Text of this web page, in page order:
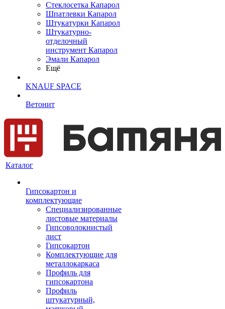
Cтеклосетка Капарол
Шпатлевки Капарол
Штукатурки Капарол
Штукатурно-
отделочный
инструмент Капарол
Эмали Капарол
Ещё
KNAUF SPACE
Ветонит
Каталог
Гипсокартон и
комплектующие
Специализированные
листовые материалы
Гипсоволокнистый
лист
Гипсокартон
Комплектующие для
металлокаркаса
Профиль для
гипсокартона
Профиль
штукатурный,